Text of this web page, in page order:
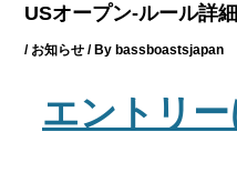
USオープン-ルール詳細
/ お知らせ / By bassboastsjapan
エントリ